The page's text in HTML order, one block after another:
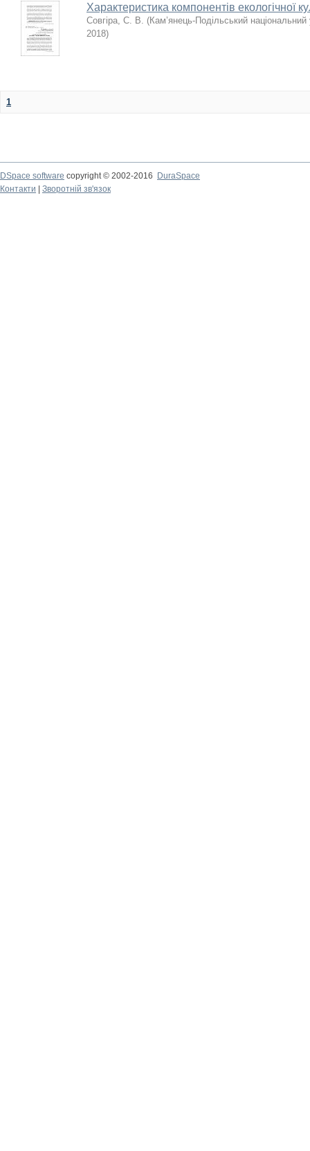
Характеристика компонентів екологічної
Совгіра, С. В. (Кам’янець-Подільський національний
2018)
1
DSpace software copyright © 2002-2016
DuraSpace
Контакти
Зворотній зв'язок